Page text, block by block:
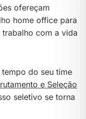
ofereçam
home office para
com a vida
do seu time
e Seleção
seletivo se torna